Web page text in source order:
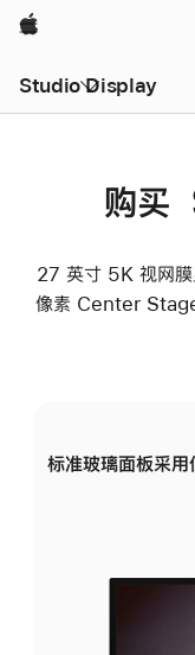
Apple
Studio Display
购买
27 英寸 5K 视网膜
像素 Center Stage
标准玻璃面板采用